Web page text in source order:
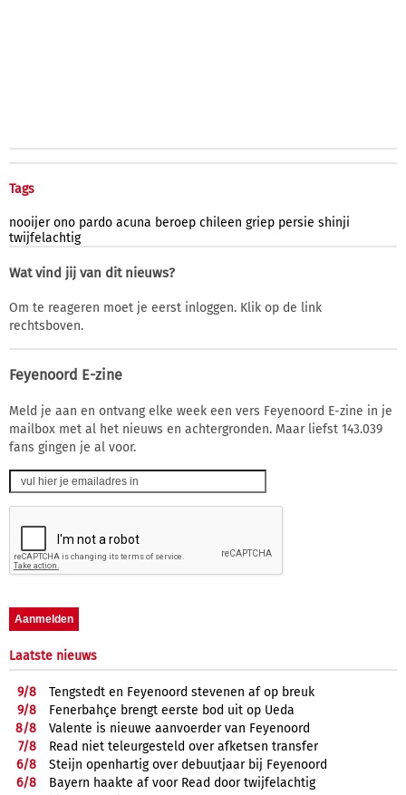
Tags
nooijer ono pardo acuna beroep chileen griep persie shinji
twijfelachtig
Wat vind jij van dit nieuws?
Om te reageren moet je eerst inloggen. Klik op de link
rechtsboven.
Feyenoord E-zine
Meld je aan en ontvang elke week een vers Feyenoord E-zine in je
mailbox met al het nieuws en achtergronden. Maar liefst 143.039
fans gingen je al voor.
Laatste nieuws
9/8
Tengstedt en Feyenoord stevenen af op breuk
9/8
Fenerbahçe brengt eerste bod uit op Ueda
8/8
Valente is nieuwe aanvoerder van Feyenoord
7/8
Read niet teleurgesteld over afketsen transfer
6/8
Steijn openhartig over debuutjaar bij Feyenoord
6/8
Bayern haakte af voor Read door twijfelachtig